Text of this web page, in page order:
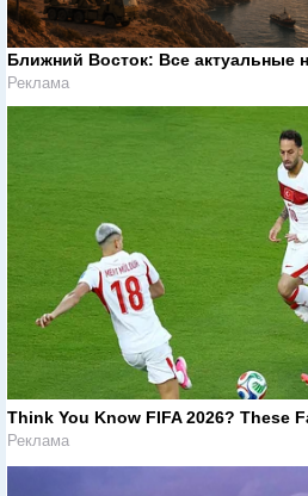
Ближний Восток: Все актуальные
Реклама
Think You Know FIFA 2026? These
Реклама